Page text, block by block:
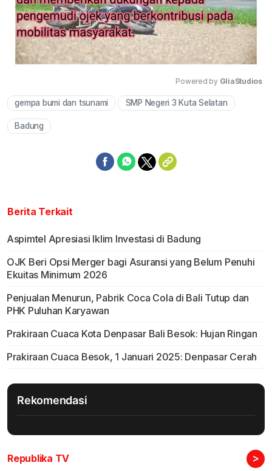
Mute
Powered by GliaStudios
gempa bumi dan tsunami SMP Negeri 3 Kuta Selatan
Badung
Berita Terkait
Aspimtel Apresiasi Iklim Investasi di Badung
OJK Beri Opsi Merger bagi Asuransi yang Belum Penuhi
Ekuitas Minimum 2026
Penjualan Menurun, Pabrik Coca Cola di Bali Tutup dan
PHK Puluhan Karyawan
Prakiraan Cuaca Kota Denpasar Bali Besok: Hujan Ringan
Prakiraan Cuaca Besok, 1 Januari 2025: Denpasar Cerah
Rekomendasi
Republika TV >